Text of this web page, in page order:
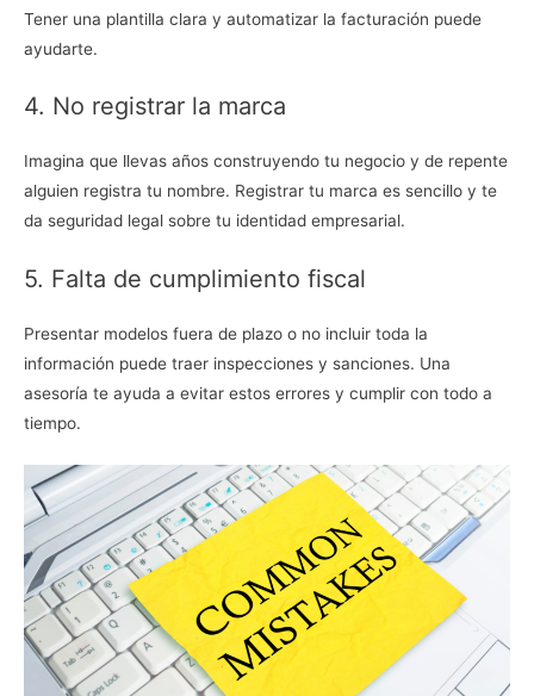
Tener una plantilla clara y automatizar la facturación puede
ayudarte.
4. No registrar la marca
Imagina que llevas años construyendo tu negocio y de repente
alguien registra tu nombre. Registrar tu marca es sencillo y te
da seguridad legal sobre tu identidad empresarial.
5. Falta de cumplimiento fiscal
Presentar modelos fuera de plazo o no incluir toda la
información puede traer inspecciones y sanciones. Una
asesoría te ayuda a evitar estos errores y cumplir con todo a
tiempo.